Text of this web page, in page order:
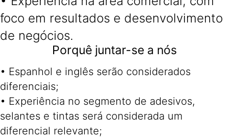
foco em resultados e desenvolvimento
de negócios.
Porquê juntar-se a nós
• Espanhol e inglês serão considerados
diferenciais;
• Experiência no segmento de adesivos,
selantes e tintas será considerada um
diferencial relevante;